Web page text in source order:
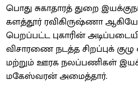
பொது சுகாதாரத் துறை
களத்தூர் ரவிகிருஷ்ணா
பெறப்பட்ட புகாரின்
விசாரணை நடத்த சிறப்புக்
மற்றும் ஊரக நலப்பணிகள்
மகேஸ்வரன் அமைத்தார்.